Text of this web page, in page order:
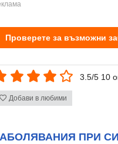
Проверете за възможни
3.5/5 10
Добави в любими
ПРИ